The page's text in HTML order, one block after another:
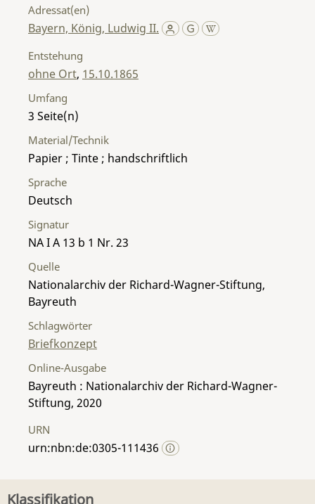
Adressat(en)
Bayern, König, Ludwig II.
Entstehung
ohne Ort, 15.10.1865
Umfang
3
Material/Technik
Papier ; Tinte ; handschriftlich
Sprache
Deutsch
Signatur
NA I A 13 b 1 Nr. 23
Quelle
Nationalarchiv der Richard-Wagner-Stiftung,
Bayreuth
Schlagwörter
Briefkonzept
Online-Ausgabe
Bayreuth : Nationalarchiv der Richard-Wagner-
Stiftung, 2020
URN
urn:nbn:de:0305-111436
Klassifikation